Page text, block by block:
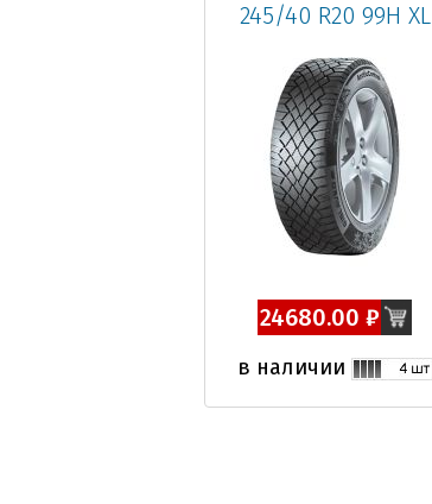
245/40 R20 99H XL
24680.00 ₽
в наличии